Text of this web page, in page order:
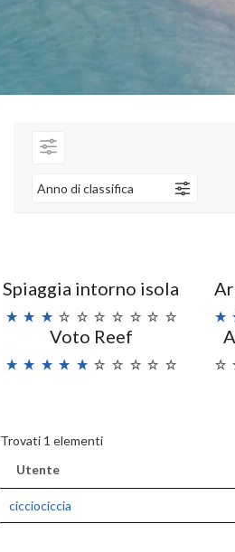
Anno di classifica
Spiaggia intorno isola
Voto Reef
Trovati 1 elementi
Utente
cicciociccia